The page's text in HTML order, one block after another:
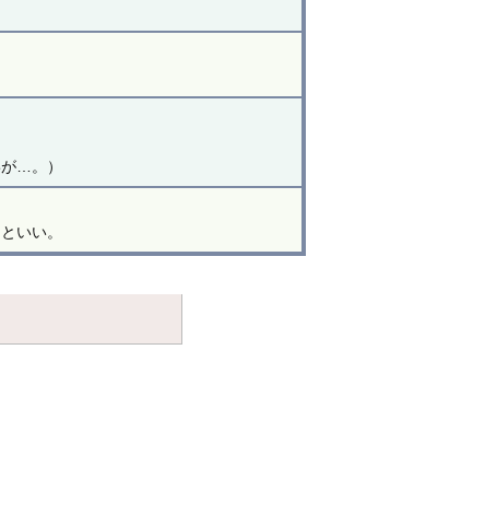
…。）
いい。